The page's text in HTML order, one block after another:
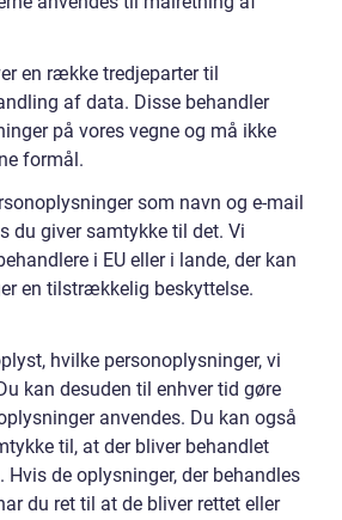
en række tredjeparter til
af data. Disse behandler
på vores vegne og må ikke
formål.
som navn og e-mail
du giver samtykke til det. Vi
i EU eller i lande, der kan
en tilstrækkelig beskyttelse.
hvilke personoplysninger, vi
kan desuden til enhver tid gøre
anvendes. Du kan også
til, at der bliver behandlet
de oplysninger, der behandles
du ret til at de bliver rettet eller